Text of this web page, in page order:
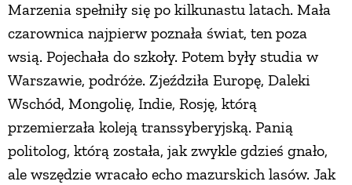
Marzenia spełniły się po kilkunastu latach. Mała
czarownica najpierw poznała świat, ten poza
wsią. Pojechała do szkoły. Potem były studia w
Warszawie, podróże. Zjeździła Europę, Daleki
Wschód, Mongolię, Indie, Rosję, którą
przemierzała koleją transsyberyjską. Panią
politolog, którą została, jak zwykle gdzieś gnało,
ale wszędzie wracało echo mazurskich lasów. Jak